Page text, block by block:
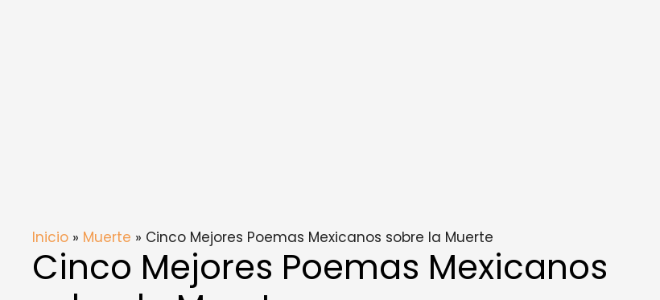
Inicio » Muerte » Cinco Mejores Poemas Mexicanos sobre la Muerte
Cinco Mejores Poemas Mexicanos